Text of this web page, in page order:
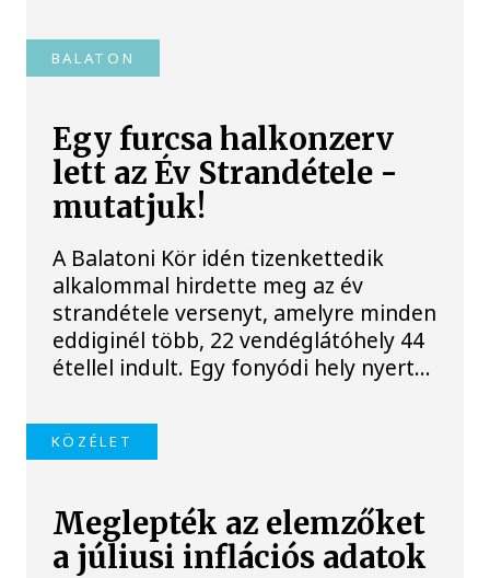
BALATON
Egy furcsa halkonzerv
lett az Év Strandétele -
mutatjuk!
A Balatoni Kör idén tizenkettedik
alkalommal hirdette meg az év
strandétele versenyt, amelyre minden
eddiginél több, 22 vendéglátóhely 44
étellel indult. Egy fonyódi hely nyert...
KÖZÉLET
Meglepték az elemzőket
a júliusi inflációs adatok